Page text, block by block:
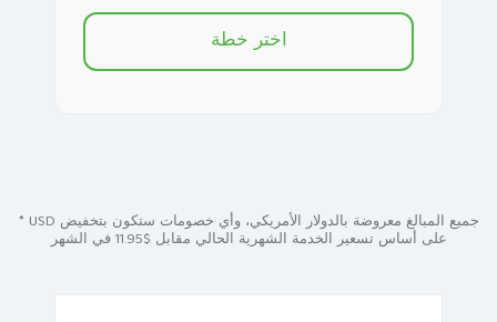
اختر خطة
* USD جميع المبالغ معروضة بالدولار الأمريكي، وأي خصومات ستكون بتخفيض
على أساس تسعير الخدمة الشهرية الحالي مقابل $11.95 في الشهر